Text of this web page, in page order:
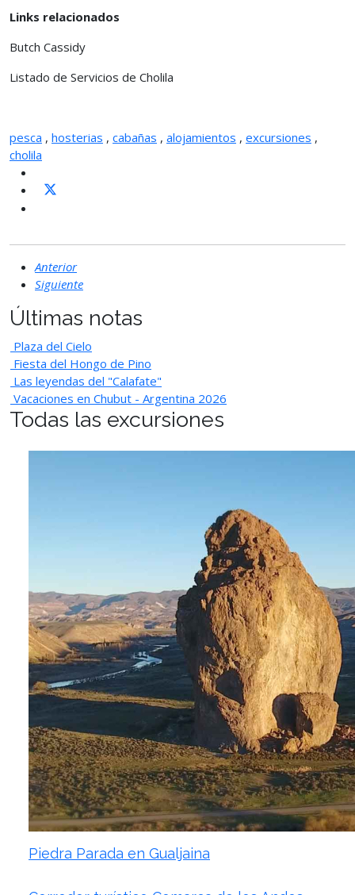
Links relacionados
Butch Cassidy
Listado de Servicios de Cholila
pesca , hosterias , cabañas , alojamientos , excursiones ,
cholila
Anterior
Siguiente
Últimas notas
Plaza del Cielo
Fiesta del Hongo de Pino
Las leyendas del "Calafate"
Vacaciones en Chubut - Argentina 2026
Todas las excursiones
Piedra Parada en Gualjaina